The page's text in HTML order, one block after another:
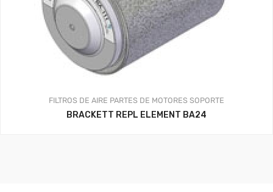
FILTROS DE AIRE PARTES DE MOTORES SOPORTE
BRACKETT REPL ELEMENT BA24